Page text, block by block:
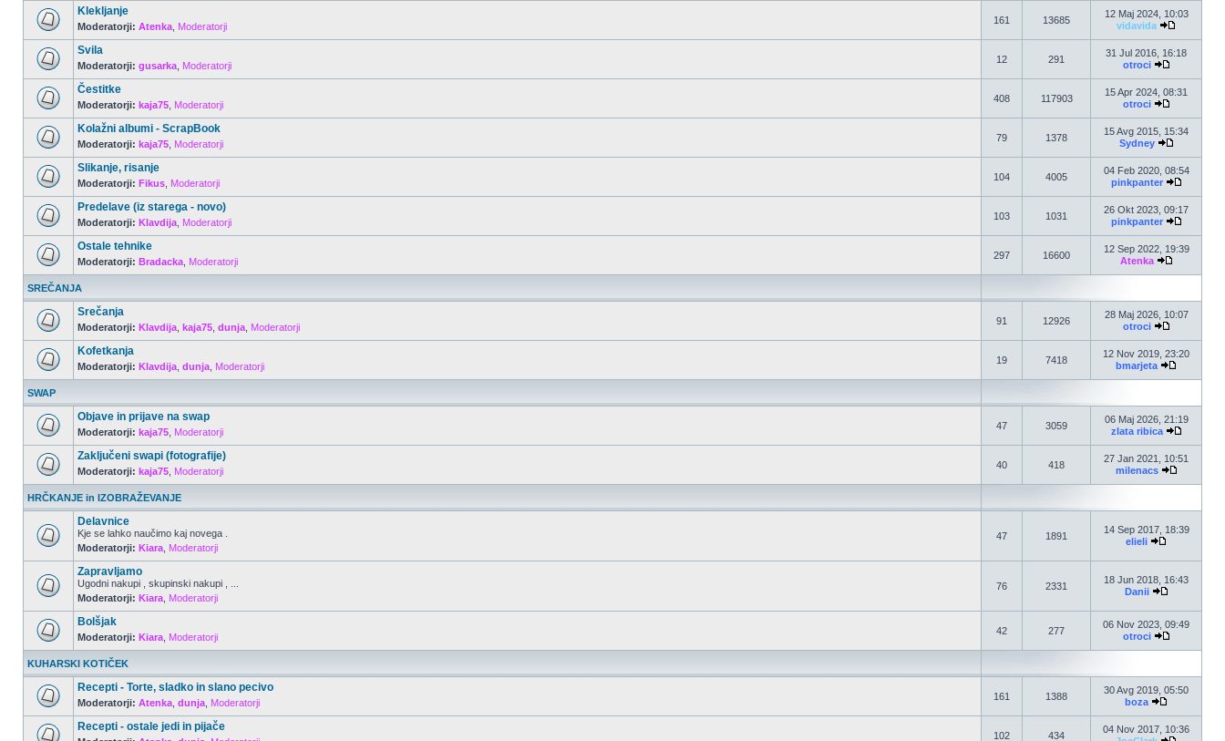
Klekljanje
Moderatorji: Atenka Moderatorji
161 13685
12 Maj 2024, 10:03
vidavida
Svila
Moderatorji: gusarka Moderatorji
12 291
31 Jul 2016, 16:18
otroci
Čestitke
Moderatorji: kaja75 Moderatorji
408 117903
15 Apr 2024, 08:31
otroci
Kolažni albumi - ScrapBook
Moderatorji: kaja75 Moderatorji
79 1378
15 Avg 2015, 15:34
Sydney
Slikanje, risanje
Moderatorji: Fikus Moderatorji
104 4005
04 Feb 2020, 08:54
pinkpanter
Predelave (iz starega - novo)
Moderatorji: Klavdija Moderatorji
103 1031
26 Okt 2023, 09:17
pinkpanter
Ostale tehnike
Moderatorji: Bradacka Moderatorji
297 16600
12 Sep 2022, 19:39
Atenka
SREČANJA
Srečanja
Moderatorji: Klavdija kaja75 dunja Moderatorji
91 12926
28 Maj 2026, 10:07
otroci
Kofetkanja
Moderatorji: Klavdija dunja Moderatorji
19 7418
12 Nov 2019, 23:20
bmarjeta
SWAP
Objave in prijave na swap
Moderatorji: kaja75 Moderatorji
47 3059
06 Maj 2026, 21:19
zlata ribica
Zaključeni swapi (fotografije)
Moderatorji: kaja75 Moderatorji
40 418
27 Jan 2021, 10:51
milenacs
HRČKANJE in IZOBRAŽEVANJE
Delavnice
Kje se lahko naučimo kaj novega .
Moderatorji: Kiara Moderatorji
47 1891
14 Sep 2017, 18:39
elieli
Zapravljamo
Ugodni nakupi , skupinski nakupi , ...
Moderatorji: Kiara Moderatorji
76 2331
18 Jun 2018, 16:43
Danii
Bolšjak
Moderatorji: Kiara Moderatorji
42 277
06 Nov 2023, 09:49
otroci
KUHARSKI KOTIČEK
Recepti - Torte, sladko in slano pecivo
Moderatorji: Atenka dunja Moderatorji
161 1388
30 Avg 2019, 05:50
boza
Recepti - ostale jedi in pijače
102 434
04 Nov 2017, 10:36